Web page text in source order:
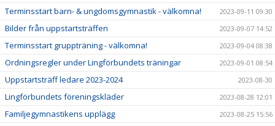
Terminsstart barn- & ungdomsgymnastik - välkomna! 2023-09-11 09:30
Bilder från uppstartsträffen 2023-09-07 14:52
Terminsstart gruppträning - välkomna! 2023-09-04 08:38
Ordningsregler under Lingförbundets träningar 2023-09-01 08:54
Uppstartsträff ledare 2023-2024 2023-08-30
Lingförbundets föreningskläder 2023-08-28 12:01
Familjegymnastikens upplägg 2023-08-25 15:56